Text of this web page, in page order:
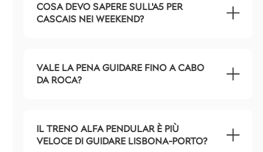
COSA DEVO SAPERE SULL'A5 PER
CASCAIS NEI WEEKEND?
VALE LA PENA GUIDARE FINO A CABO
DA ROCA?
IL TRENO ALFA PENDULAR È PIÙ
VELOCE DI GUIDARE LISBONA-PORTO?